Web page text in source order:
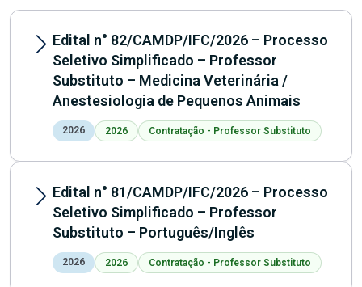
Edital n° 82/CAMDP/IFC/2026 – Processo
Seletivo Simplificado – Professor
Substituto – Medicina Veterinária /
Anestesiologia de Pequenos Animais
2026 2026 Contratação - Professor Substituto
Edital n° 81/CAMDP/IFC/2026 – Processo
Seletivo Simplificado – Professor
Substituto – Português/Inglês
2026 2026 Contratação - Professor Substituto